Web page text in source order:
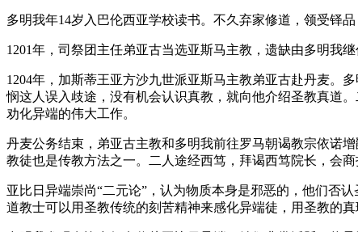
多明我年14岁入巴伦西亚学校读书。不久弃家修道，领受铎
1201年，司祭团主任弟亚古当选亚斯马主教，遗缺由多明我继
1204年，加斯蒂王亚方沙九世派亚斯马主教弟亚古赴丹麦。
悯这人误入歧途，没有机会认识真教，就向他介绍圣教真道
劝化异端的伟大工作。
丹麦公务结束，弟亚古主教和多明我前往罗马朝谒教宗依诺
教徒也是传教方法之一。二人途经西笃，拜谒西笃院长，会商
亚比日异端崇尚“二元论”，认为物质本身是邪恶的，他们否
道教士可以用圣教传统的刻苦精神来感化异端徒，用圣教的